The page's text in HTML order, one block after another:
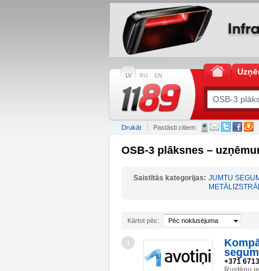
LV RU EN
Drukāt Pastāsti citiem:
OSB-3 plāksnes –
Saistītās kategorijas: JUMTU
Kārtot pēc: Pēc noklusējuma
1
+371